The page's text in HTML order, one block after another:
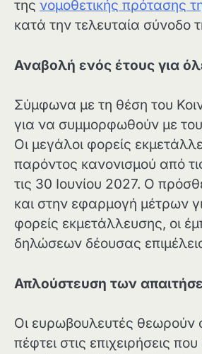
της νομοθετικής πρότασης
κατά την τελευταία σύνοδο
Αναβολή ενός έτους για
Σύμφωνα με τη θέση του
για να συμμορφωθούν με
Οι μεγάλοι φορείς
παρόντος κανονισμού από
τις 30 Ιουνίου 2027. Ο
και στην εφαρμογή μέτρων
φορείς εκμετάλλευσης, οι
δηλώσεων δέουσας
Απλούστευση των
Οι ευρωβουλευτές θεωρούν
πέφτει στις επιχειρήσεις